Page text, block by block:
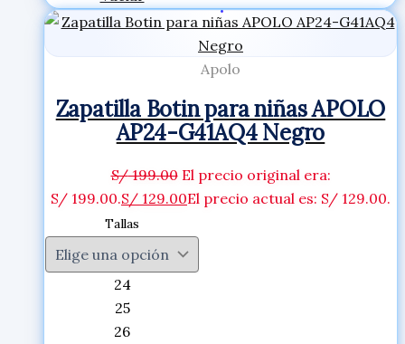
Apolo
Zapatilla Botin para niñas APOLO
AP24-G41AQ4 Negro
S/199.00 El precio original era:
S/ 199.00.S/ 129.00El precio actual es: S/ 129.00.
Tallas
24
25
26